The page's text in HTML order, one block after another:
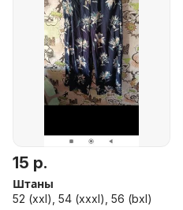
15 р.
Штаны
52 (xxl), 54 (xxxl), 56 (bxl)